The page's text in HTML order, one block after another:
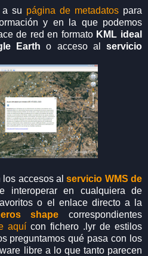
a su página de metadatos para
y en la que podemos
de red en formato KML ideal
Earth o acceso al servicio
los accesos alservicio WMS de
interoperar en cualquiera de
o el enlace directo a la
shape correspondientes
aquí con fichero .lyr de estilos
preguntamos qué pasa con los
libre a lo que tanto parecen